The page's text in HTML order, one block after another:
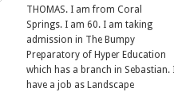
THOMAS. I am from Coral
Springs. I am 60. I am taking
admission in The Bumpy
Preparatory of Hyper Education
which has a branch in Sebastian.
have a job as Landscape